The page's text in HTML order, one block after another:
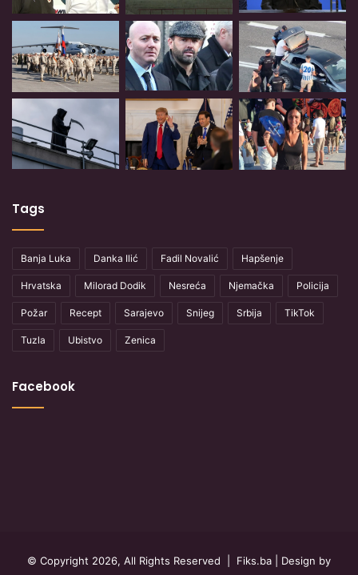
Tags
Banja Luka Danka Ilić Fadil Novalić Hapšenje
Hrvatska Milorad Dodik Nesreća Njemačka Policija
Požar Recept Sarajevo Snijeg Srbija TikTok
Tuzla Ubistvo Zenica
Facebook
© Copyright 2026, All Rights Reserved | Fiks.ba | Design by